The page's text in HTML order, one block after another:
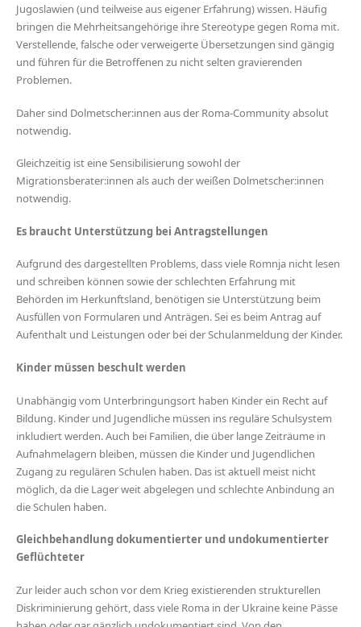
Jugoslawien (und teilweise aus eigener Erfahrung) wissen. Häufig
bringen die Mehrheitsangehörige ihre Stereotype gegen Roma mit.
Verstellende, falsche oder verweigerte Übersetzungen sind gängig
und führen für die Betroffenen zu nicht selten gravierenden
Problemen.
Daher sind Dolmetscher:innen aus der Roma-Community absolut
notwendig.
Gleichzeitig ist eine Sensibilisierung sowohl der
Migrationsberater:innen als auch der weißen Dolmetscher:innen
notwendig.
Es braucht Unterstützung bei Antragstellungen
Aufgrund des dargestellten Problems, dass viele Romnja nicht lesen
und schreiben können sowie der schlechten Erfahrung mit
Behörden im Herkunftsland, benötigen sie Unterstützung beim
Ausfüllen von Formularen und Anträgen. Sei es beim Antrag auf
Aufenthalt und Leistungen oder bei der Schulanmeldung der Kinder.
Kinder müssen beschult werden
Unabhängig vom Unterbringungsort haben Kinder ein Recht auf
Bildung. Kinder und Jugendliche müssen ins reguläre Schulsystem
inkludiert werden. Auch bei Familien, die über lange Zeiträume in
Aufnahmelagern bleiben, müssen die Kinder und Jugendlichen
Zugang zu regulären Schulen haben. Das ist aktuell meist nicht
möglich, da die Lager weit abgelegen und schlechte Anbindung an
die Schulen haben.
Gleichbehandlung dokumentierter und undokumentierter
Geflüchteter
Zur leider auch schon vor dem Krieg existierenden strukturellen
Diskriminierung gehört, dass viele Roma in der Ukraine keine Pässe